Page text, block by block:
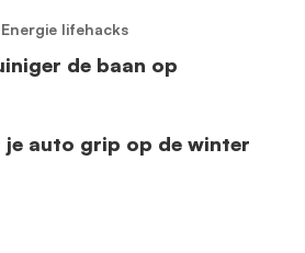
Energie lifehacks
de baan op
auto grip op de winter